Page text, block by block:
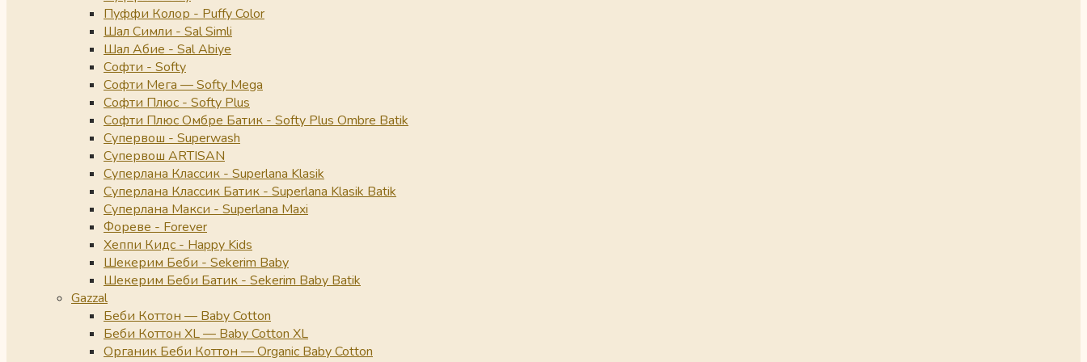
Пуффи Колор - Puffy Color
Шал Симли - Sal Simli
Шал Абие - Sal Abiye
Софти - Softy
Софти Мега — Softy Mega
Софти Плюс - Softy Plus
Софти Плюс Омбре Батик - Softy Plus Ombre Batik
Супервош - Superwash
Супервош ARTISAN
Суперлана Классик - Superlana Klasik
Суперлана Классик Батик - Superlana Klasik Batik
Суперлана Макси - Superlana Maxi
Фореве - Forever
Хеппи Кидс - Happy Kids
Шекерим Беби - Sekerim Baby
Шекерим Беби Батик - Sekerim Baby Batik
Gazzal
Беби Коттон — Baby Cotton
Беби Коттон XL — Baby Cotton XL
Органик Беби Коттон — Organic Baby Cotton